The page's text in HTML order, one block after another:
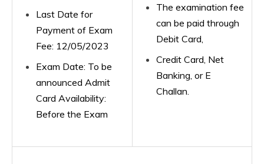
Last Date for
Payment of Exam
Fee: 12/05/2023
Exam Date: To be
announced Admit
Card Availability:
Before the Exam
The examination fee
can be paid through
Debit Card,
Credit Card, Net
Banking, or E
Challan.